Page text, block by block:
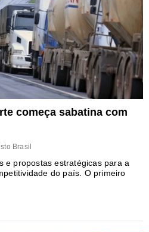
começa sabatina com
Brasil
e propostas estratégicas para a
do país. O primeiro